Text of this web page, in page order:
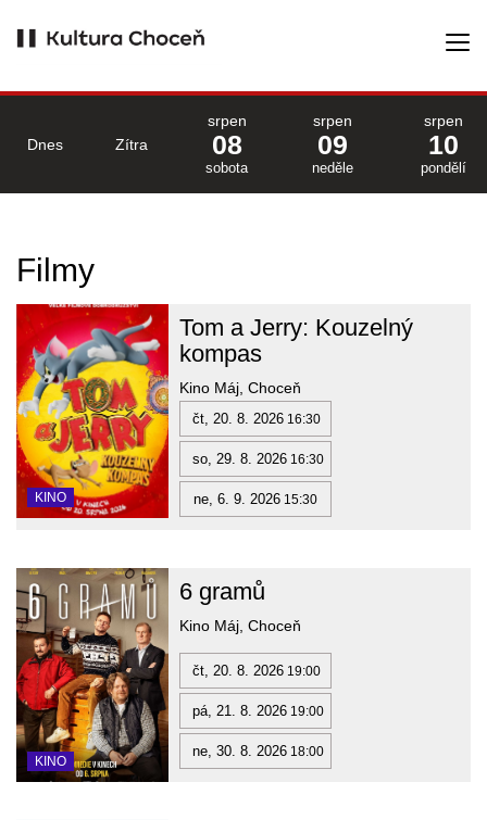
Dnes Zítra
srpen
08
sobota
srpen
09
neděle
srpen
10
pondělí
Filmy
KINO
Tom a Jerry: Kouzelný
kompas
Kino Máj, Choceň
čt, 20. 8. 2026 16:30
so, 29. 8. 2026 16:30
ne, 6. 9. 2026 15:30
KINO
6 gramů
Kino Máj, Choceň
čt, 20. 8. 2026 19:00
pá, 21. 8. 2026 19:00
ne, 30. 8. 2026 18:00